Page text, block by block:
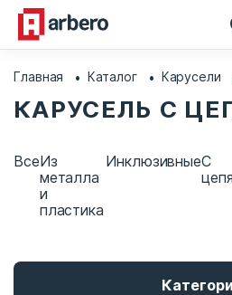
Главная Каталог Карусели
КАРУСЕЛЬ С
ВсеИз
металла
и
пластика
ИнклюзивныеС